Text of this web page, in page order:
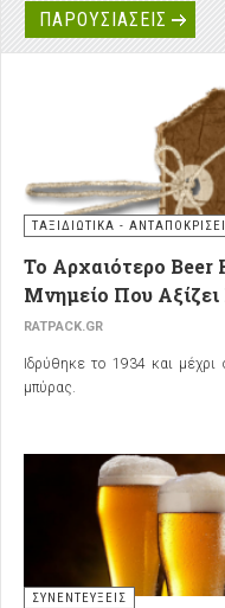
ΠΑΡΟΥΣΙΑΣΕΙΣ
ΤΑΞΙΔΙΩΤΙΚΑ -
Το Αρχαιότερο Beer
Μνημείο Που
RATPACK.GR
Ιδρύθηκε το 1934 και μέχρι
μπύρας.
ΣΥΝΕΝΤΕΥΞΕΙΣ